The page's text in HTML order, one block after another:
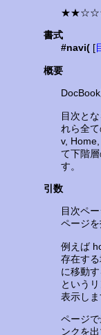
書式
#navi( [
概要
目次と
れら全
v,
て下階
す。
引数
目次ペ
ページを
例えば
存在す
に移動
という
表示しま
ページ
ンクを